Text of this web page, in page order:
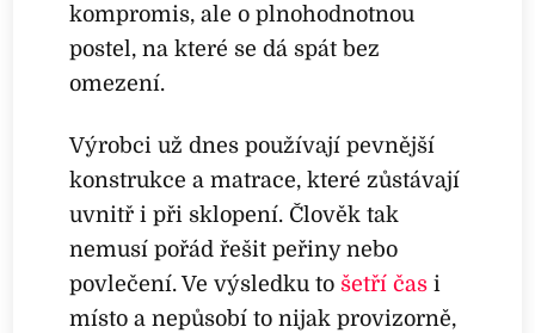
kompromis, ale o plnohodnotnou
postel, na které se dá spát bez
omezení.
Výrobci už dnes používají pevnější
konstrukce a matrace, které zůstávají
uvnitř i při sklopení. Člověk tak
nemusí pořád řešit peřiny nebo
povlečení. Ve výsledku tošetří čas i
místo a nepůsobí to nijak provizorně,